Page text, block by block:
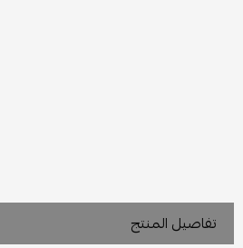
تفاصيل المنتج